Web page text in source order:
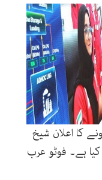
کا اعلان شیخ
ہے۔ فوٹو عرب